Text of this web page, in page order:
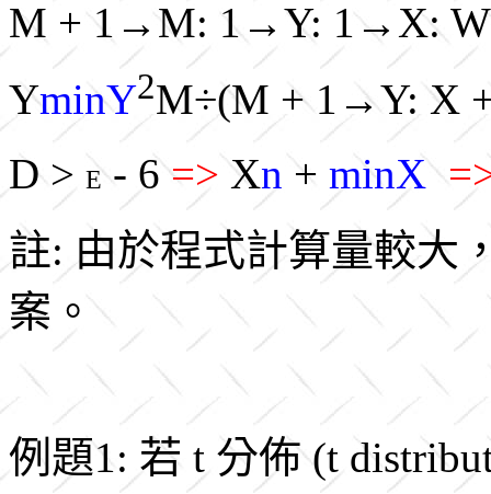
M + 1→M: 1→Y: 1→X:
YminY2M÷(M + 1→Y: X
D > E- 6=> Xn + minX
註: 由於程式計算量較大
案。
例題1: 若 t 分佈 (t